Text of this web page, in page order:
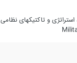
و تاکتیکهای نظامی